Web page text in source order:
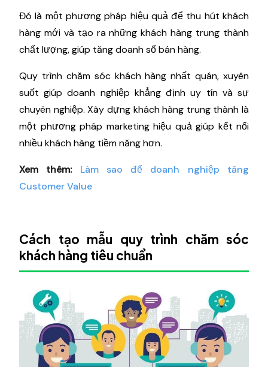
Đó là một phương pháp hiệu quả để thu hút khách
hàng mới và tạo ra những khách hàng trung thành
chất lượng, giúp tăng doanh số bán hàng.
Quy trình chăm sóc khách hàng nhất quán, xuyên
suốt giúp doanh nghiệp khẳng định uy tín và sự
chuyên nghiệp. Xây dựng khách hàng trung thành là
một phương pháp marketing hiệu quả giúp kết nối
nhiều khách hàng tiềm năng hơn.
Xem thêm:
Làm sao để doanh nghiệp tăng
Customer Value
Cách tạo mẫu quy trình chăm sóc
khách hàng tiêu chuẩn